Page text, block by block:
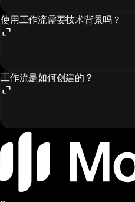
使用工作流需要技术背景吗？
工作流是如何创建的？